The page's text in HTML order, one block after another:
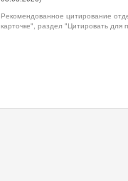
Рекомендованное цитирование
карточке", раздел "Цитировать для